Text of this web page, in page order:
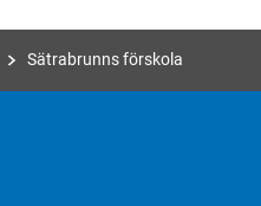
Sätrabrunns förskola